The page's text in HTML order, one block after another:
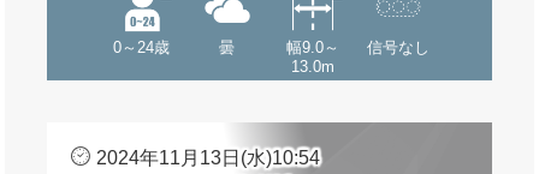
0～24歳 曇
幅9.0～
13.0m
信号なし
2024年11月13日(水)10:54